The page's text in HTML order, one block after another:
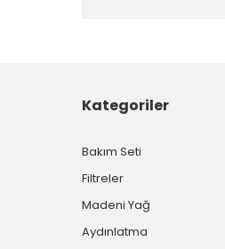
Kategoriler
Bakım Seti
Filtreler
Madeni Yağ
Aydınlatma